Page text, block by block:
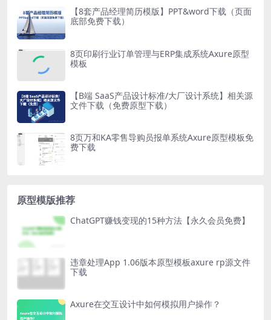
【8套产品经理简历模版】PPT&word下载（页面
底部免费下载）
8页印刷行业订单管理与ERP集成系统Axure原型
模板
【B端 SaaS产品设计标准/大厂设计系统】相关源
文件下载（免费原型下载）
8页万和KA零售导购员报单系统Axure原型模板免
费下载
原型模版推荐
ChatGPT赚钱变现的15种方法【永久会员免费】
违章处理App 1.06版本原型模板axure rp源文件
下载
Axure在交互设计中如何模拟用户操作？